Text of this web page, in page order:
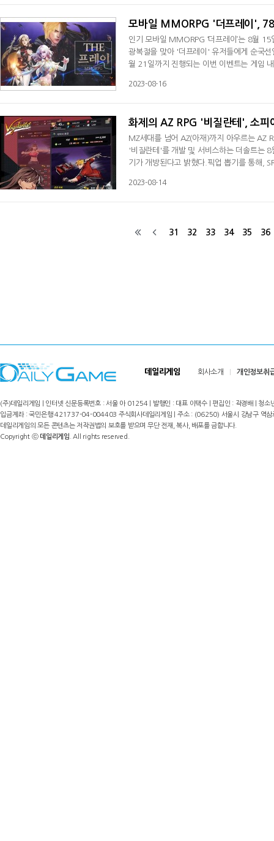
모바일 MMORPG '더프레이',
인기 모바일 MMORPG ‘더프레이’는 8월 15일 광복
광복절을 맞아 '더프레이' 유저들에게 순국
월 21일까지 진행되는 이번 이벤트는 게임
통해 35명에게 '3성 비련의 날개', '기원마
2023-08-16
화제의 AZ RPG '비질란테', 소피
MZ세대를 넘어 AZ(아재)까지 아우르는 AZ
'비질란테'를 개발 및 서비스하는 더솔트는
기가 개방된다고 밝혔다.픽업 뽑기를 통해,
는 확정으로 얻을 수 있게 된다.소피아 또는
2023-08-14
31 32 33 34 35 36
데일리게임 회사소개 개인정보취
(주)데일리게임 | 인터넷 신문등록번호 : 서울 아 01254 | 발행인 : 대표 이택수 | 편집인 : 곽경배 |
입금계좌 : 국민은행 421737-04-004403 주식회사데일리게임 | 주소 : (06250) 서울시 강남구
데일리게임의 모든 콘텐츠는 저작권법의 보호를 받으며 무단 전재, 복사, 배포를 금합니다.
Copyright ⓒ데일리게임 . All rights reserved.